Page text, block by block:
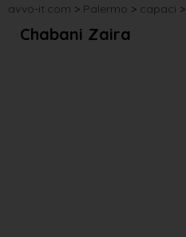
avvo-it.com > Palermo > capaci >
Chabani Zaira